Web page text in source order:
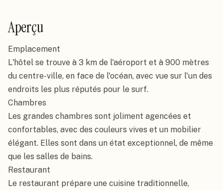
Aperçu
Emplacement
L'hôtel se trouve à 3 km de l'aéroport et à 900 mètres
du centre-ville, en face de l'océan, avec vue sur l'un des
endroits les plus réputés pour le surf.
Chambres
Les grandes chambres sont joliment agencées et
confortables, avec des couleurs vives et un mobilier
élégant. Elles sont dans un état exceptionnel, de même
que les salles de bains.
Restaurant
Le restaurant prépare une cuisine traditionnelle,